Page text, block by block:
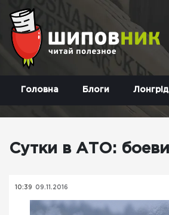
Головна Блоги Лонгрід
Сутки в АТО:
10:39 09.11.2016